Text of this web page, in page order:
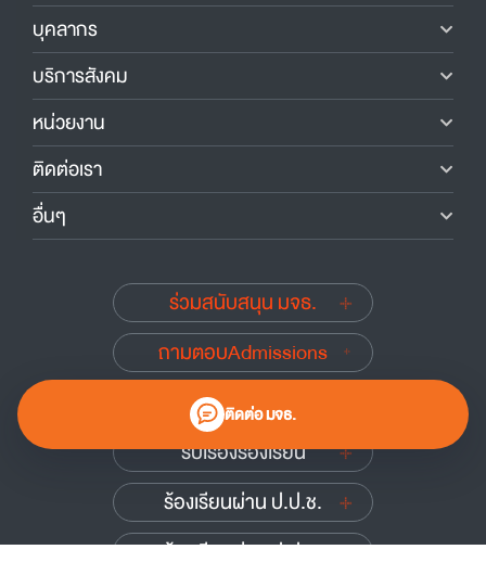
ติดต่อ มจธ.
บุคลากร
บริการสังคม
หน่วยงาน
ติดต่อเรา
อื่นๆ
ร่วมสนับสนุน มจธ.
ถามตอบAdmissions
นักศึกษาเก่าสัมพันธ์
รับเรื่องร้องเรียน
ร้องเรียนผ่าน ป.ป.ช.
ร้องเรียนผ่าน ป.ป.ท.